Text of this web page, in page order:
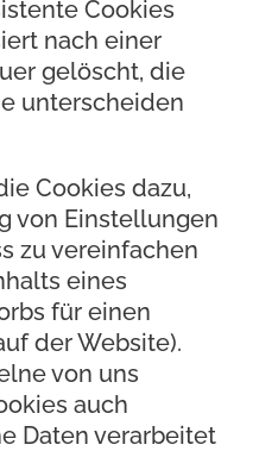
Cookies
nach einer
gelöscht, die
unterscheiden
Cookies dazu,
von Einstellungen
zu vereinfachen
eines
für einen
der Website).
von uns
auch
Daten verarbeitet